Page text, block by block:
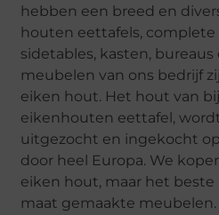
hebben een breed en
houten eettafels, complete
sidetables, kasten,
meubelen van ons bedrijf
eiken hout. Het hout van
eikenhouten eettafel,
uitgezocht en ingekocht
door heel Europa. We
eiken hout, maar het beste
maat gemaakte meubelen.